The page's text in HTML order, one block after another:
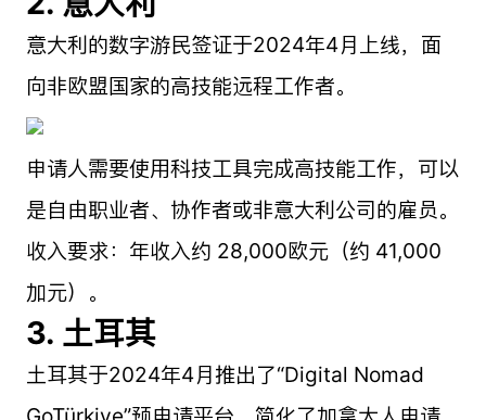
意大利的数字游民签证于2024年4月上线，面
向非欧盟国家的高技能远程工作者。
申请人需要使用科技工具完成高技能工作，可以
是自由职业者、协作者或非意大利公司的雇员。
收入要求：年收入约 28,000欧元（约 41,000
加元）。
3. 土耳其
土耳其于2024年4月推出了“Digital Nomad